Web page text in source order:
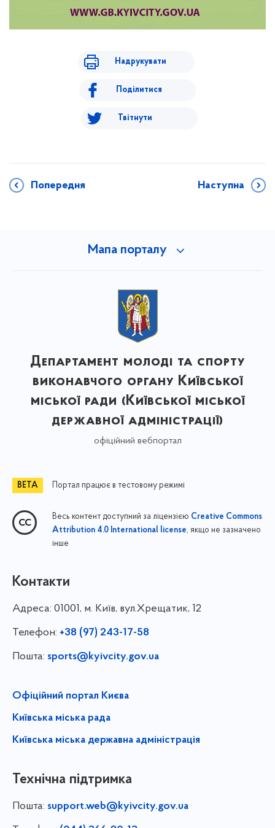
Надрукувати
Поділитися
Твітнути
Попередня Наступна
Мапа порталу
Департамент молоді та спорту
виконавчого органу Київської
міської ради (Київської міської
державної адміністрації)
офіційний вебпортал
Портал працює в тестовому режимі
Весь контент доступний за ліцензією Creative Commons
Attribution 4.0 International license, якщо не зазначено
інше
Контакти
Адреса: 01001, м. Київ, вул.Хрещатик, 12
Телефон: +38 (97) 243-17-58
Пошта: sports@kyivcity.gov.ua
Офіційний портал Києва
Київська міська рада
Київська міська державна адміністрація
Технічна підтримка
Пошта: support.web@kyivcity.gov.ua